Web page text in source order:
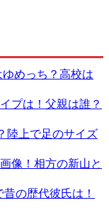
めっち？高校は
プは！父親は誰？
陸上で足のサイズ
像！相方の新山と
の歴代彼氏は！